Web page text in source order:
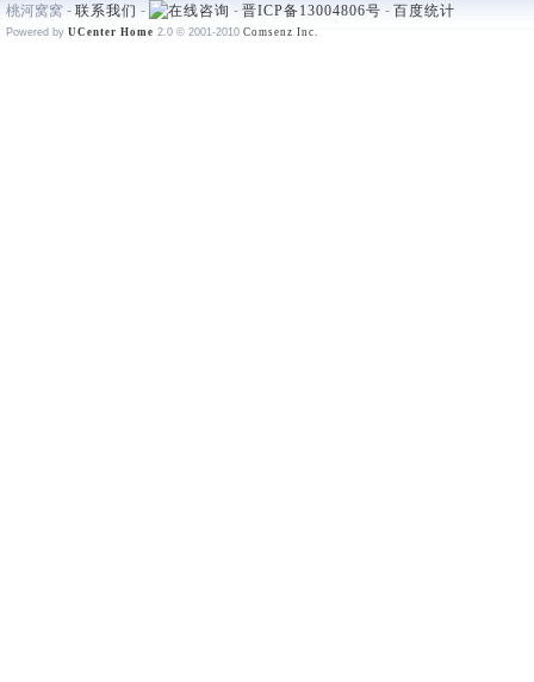
桃河窝窝 - 联系我们 - - 晋ICP备13004806号 - 百度统计
Powered by UCenter Home 2.0 © 2001-2010 Comsenz Inc.